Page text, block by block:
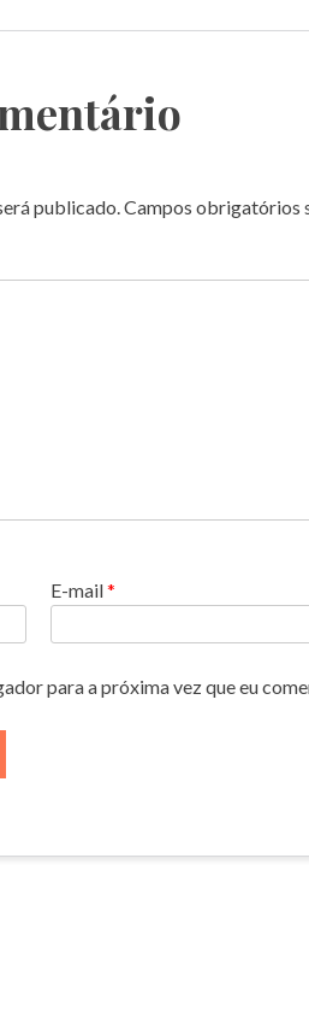
publicado.Campos obrigatórios
E-mail*
para a próxima vez que eu